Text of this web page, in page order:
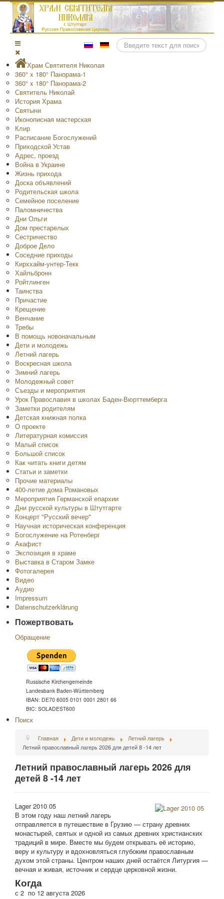
Поиск
Храм Святителя Николая
360° x 180° Панорама-1
360° x 180° Панорама-2
Святитель Николай
История Храма
Святыни
Иконописная мастерская
Клир
Расписание Богослужений
Приходской Устав
Адрес, проезд
Война в Украине
Жизнь прихода
Доска объявлений
Родительская школа
Семейное поселение
Паломничества
Дни Ольги
Дом престарелых
Сестричество
Доброе Дело
Соседние приходы
Кирххайм-унтер-Текк
Хайльбронн
Ройтлинген
Таинства
Причастие
Крещение
Венчание
Требы
В помощь новоначальным
Дети и молодежь
Летний лагерь
Воскресная школа
Зимний лагерь
Молодежный совет
Съезды и мероприятия
Урок Православия в школах Баден-Вюрттемберга
Заметки родителям
Детская книжная полка
O проекте
Литературная комиссия
Малый список
Большой список
Как читать книги детям
Статьи и заметки
Прочие материалы
400-летие дома Романовых
Мероприятия Германской епархии
Дни русской культуры в Штутгарте
Концерт "Русский вечер"
Научная историческая конференция
Богослужение на Ротенберг
Акафист
Экспозиция в храме
Выставка в Старом Замке
Фотогалерея
Видео
Аудио
Impressum
Datenschutzerklärung
Пожертвовать
Обращение
Russische Kirchengemeinde
Landesbank Baden-Württemberg
IBAN: DE70 6005 0101 0001 2801 66
BIC: SOLADEST600
Поиск
Главная Дети и молодежь
Летний лагерь
Летний православный лагерь 2026 для детей 8 -14 лет
Летний православный лагерь 2026 для
детей 8 -14 лет
Lager 2010 05
В этом году наш летний лагерь
отправляется в путешествие в Грузию — страну древних
монастырей, святых и одной из самых древних христианских
традиций в мире. Вместе мы будем открывать её историю,
веру и культуру и вдохновляться глубоким православным
духом этой страны. Центром наших дней остаётся Литургия —
вечная и живая, источник и сердце церковной жизни.
Когда
с 2 по 12 августа 2026